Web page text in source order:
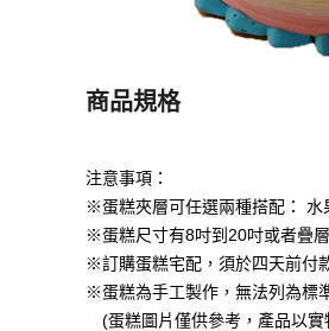
商品規格
注意事項：
※蛋糕夾層可任選兩種搭配： 水
※蛋糕尺寸有8吋到20吋或者疊
※訂購蛋糕宅配，須於四天前付
※蛋糕為手工製作，無法列為標
(蛋糕圖片僅供參考，產品以實